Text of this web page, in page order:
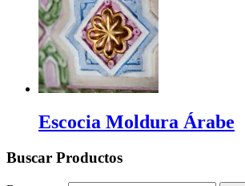
Escocia Moldura Árabe
Buscar Productos